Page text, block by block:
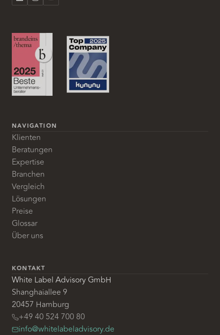
NAVIGATION
Klienten
Beratungen
Expertise
Branchen
Vergleich
Lösungen
Preise
Glossar
Über uns
KONTAKT
White Label Advisory GmbH
Shanghaiallee 9
20457 Hamburg
+49 40 524 700 80
info@whitelabeladvisory.de